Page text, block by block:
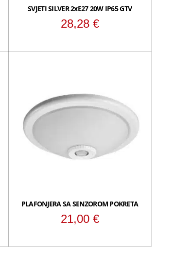
SVJETI SILVER 2xE27 20W IP65 GTV
28,28 €
PLAFONJERA SA SENZOROM POKRETA
21,00 €